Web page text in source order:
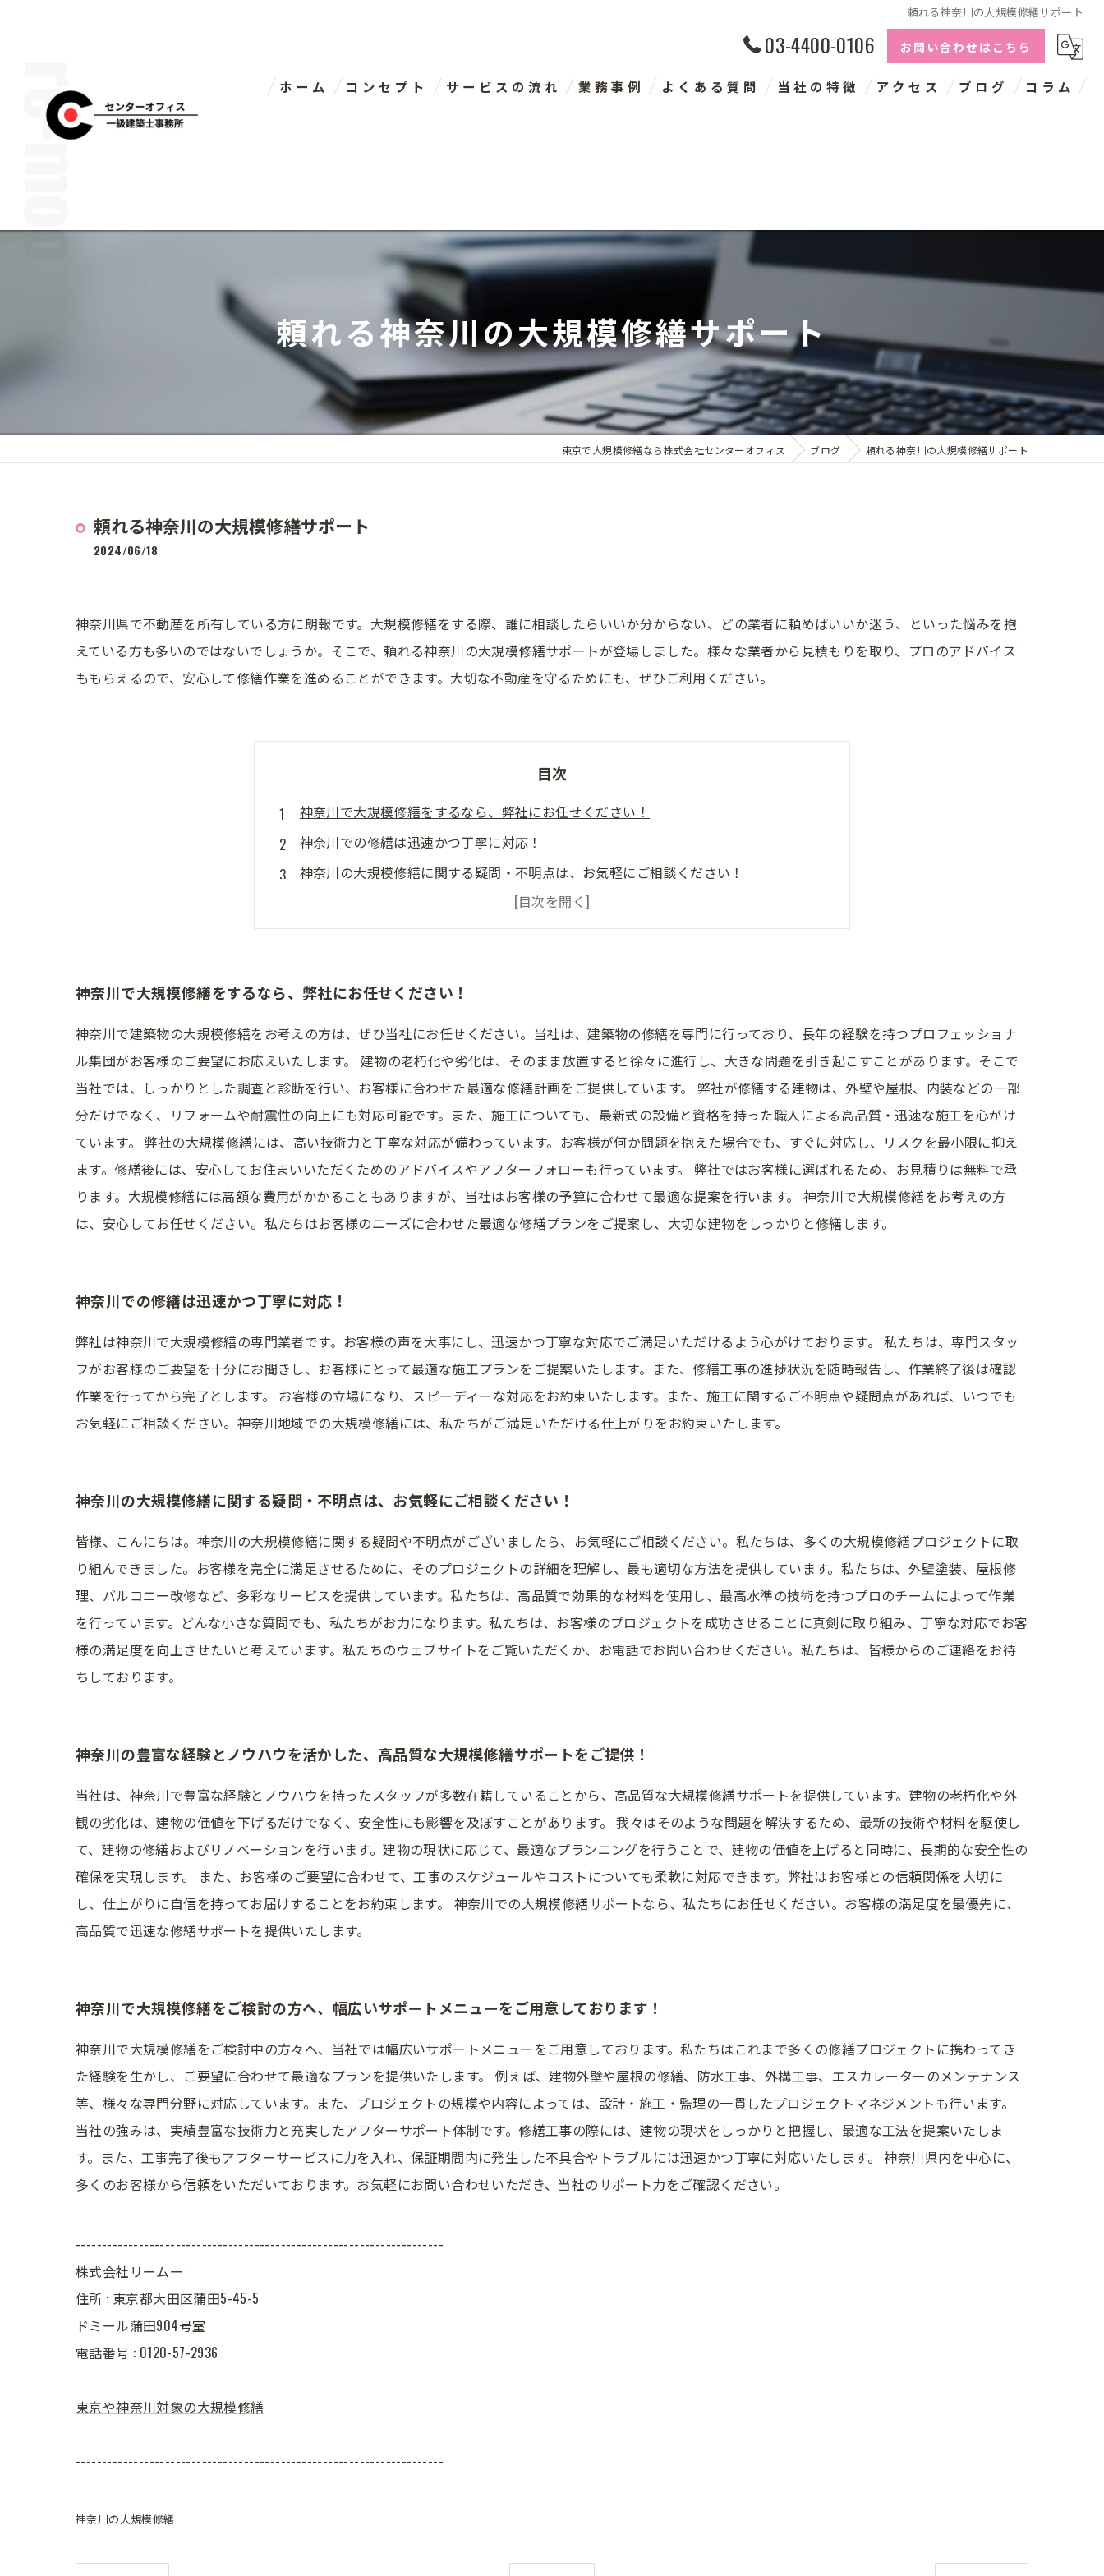
頼れる神奈川の大規模修繕サポート
03-4400-0106 お問い合わせはこちら
ホーム コンセプト サービスの流れ 業務事例 よくある質問 当社の特徴
神奈川の大規模修繕
アクセス ブログ コラム
頼れる神奈川の大規模修繕サポート
東京で大規模修繕なら株式会社センターオフィス ブログ 頼れる神奈川の大規模修繕サポート
頼れる神奈川の大規模修繕サポート
2024/06/18
神奈川県で不動産を所有している方に朗報です。大規模修繕をする際、誰に相談したらいいか分からない、どの業者に頼めばいいか迷う、といった悩みを抱
えている方も多いのではないでしょうか。そこで、頼れる神奈川の大規模修繕サポートが登場しました。様々な業者から見積もりを取り、プロのアドバイス
ももらえるので、安心して修繕作業を進めることができます。大切な不動産を守るためにも、ぜひご利用ください。
目次
神奈川で大規模修繕をするなら、弊社にお任せください！
神奈川での修繕は迅速かつ丁寧に対応！
神奈川の大規模修繕に関する疑問・不明点は、お気軽にご相談ください！
神奈川の豊富な経験とノウハウを活かした、高品質な大規模修繕サポートをご提供！
神奈川で大規模修繕をするなら、弊社にお任せください！
神奈川で建築物の大規模修繕をお考えの方は、ぜひ当社にお任せください。当社は、建築物の修繕を専門に行っており、長年の経験を持つプロフェッショナ
ル集団がお客様のご要望にお応えいたします。 建物の老朽化や劣化は、そのまま放置すると徐々に進行し、大きな問題を引き起こすことがあります。そこで
当社では、しっかりとした調査と診断を行い、お客様に合わせた最適な修繕計画をご提供しています。 弊社が修繕する建物は、外壁や屋根、内装などの一部
分だけでなく、リフォームや耐震性の向上にも対応可能です。また、施工についても、最新式の設備と資格を持った職人による高品質・迅速な施工を心がけ
ています。 弊社の大規模修繕には、高い技術力と丁寧な対応が備わっています。お客様が何か問題を抱えた場合でも、すぐに対応し、リスクを最小限に抑え
ます。修繕後には、安心してお住まいいただくためのアドバイスやアフターフォローも行っています。 弊社ではお客様に選ばれるため、お見積りは無料で承
ります。大規模修繕には高額な費用がかかることもありますが、当社はお客様の予算に合わせて最適な提案を行います。 神奈川で大規模修繕をお考えの方
は、安心してお任せください。私たちはお客様のニーズに合わせた最適な修繕プランをご提案し、大切な建物をしっかりと修繕します。
神奈川での修繕は迅速かつ丁寧に対応！
弊社は神奈川で大規模修繕の専門業者です。お客様の声を大事にし、迅速かつ丁寧な対応でご満足いただけるよう心がけております。 私たちは、専門スタッ
フがお客様のご要望を十分にお聞きし、お客様にとって最適な施工プランをご提案いたします。また、修繕工事の進捗状況を随時報告し、作業終了後は確認
作業を行ってから完了とします。 お客様の立場になり、スピーディーな対応をお約束いたします。また、施工に関するご不明点や疑問点があれば、いつでも
お気軽にご相談ください。神奈川地域での大規模修繕には、私たちがご満足いただける仕上がりをお約束いたします。
神奈川の大規模修繕に関する疑問・不明点は、お気軽にご相談ください！
皆様、こんにちは。神奈川の大規模修繕に関する疑問や不明点がございましたら、お気軽にご相談ください。私たちは、多くの大規模修繕プロジェクトに取
り組んできました。お客様を完全に満足させるために、そのプロジェクトの詳細を理解し、最も適切な方法を提供しています。私たちは、外壁塗装、屋根修
理、バルコニー改修など、多彩なサービスを提供しています。私たちは、高品質で効果的な材料を使用し、最高水準の技術を持つプロのチームによって作業
を行っています。どんな小さな質問でも、私たちがお力になります。私たちは、お客様のプロジェクトを成功させることに真剣に取り組み、丁寧な対応でお客
様の満足度を向上させたいと考えています。私たちのウェブサイトをご覧いただくか、お電話でお問い合わせください。私たちは、皆様からのご連絡をお待
ちしております。
神奈川の豊富な経験とノウハウを活かした、高品質な大規模修繕サポートをご提供！
当社は、神奈川で豊富な経験とノウハウを持ったスタッフが多数在籍していることから、高品質な大規模修繕サポートを提供しています。建物の老朽化や外
観の劣化は、建物の価値を下げるだけでなく、安全性にも影響を及ぼすことがあります。 我々はそのような問題を解決するため、最新の技術や材料を駆使し
て、建物の修繕およびリノベーションを行います。建物の現状に応じて、最適なプランニングを行うことで、建物の価値を上げると同時に、長期的な安全性の
確保を実現します。 また、お客様のご要望に合わせて、工事のスケジュールやコストについても柔軟に対応できます。弊社はお客様との信頼関係を大切に
し、仕上がりに自信を持ってお届けすることをお約束します。 神奈川での大規模修繕サポートなら、私たちにお任せください。お客様の満足度を最優先に、
高品質で迅速な修繕サポートを提供いたします。
神奈川で大規模修繕をご検討の方へ、幅広いサポートメニューをご用意しております！
神奈川で大規模修繕をご検討中の方々へ、当社では幅広いサポートメニューをご用意しております。私たちはこれまで多くの修繕プロジェクトに携わってき
た経験を生かし、ご要望に合わせて最適なプランを提供いたします。 例えば、建物外壁や屋根の修繕、防水工事、外構工事、エスカレーターのメンテナンス
等、様々な専門分野に対応しています。また、プロジェクトの規模や内容によっては、設計・施工・監理の一貫したプロジェクトマネジメントも行います。
当社の強みは、実績豊富な技術力と充実したアフターサポート体制です。修繕工事の際には、建物の現状をしっかりと把握し、最適な工法を提案いたしま
す。また、工事完了後もアフターサービスに力を入れ、保証期間内に発生した不具合やトラブルには迅速かつ丁寧に対応いたします。 神奈川県内を中心に、
多くのお客様から信頼をいただいております。お気軽にお問い合わせいただき、当社のサポート力をご確認ください。
----------------------------------------------------------------------
株式会社リームー
住所 : 東京都大田区蒲田5-45-5
ドミール蒲田904号室
電話番号 : 0120-57-2936
東京や神奈川対象の大規模修繕
----------------------------------------------------------------------
神奈川の大規模修繕